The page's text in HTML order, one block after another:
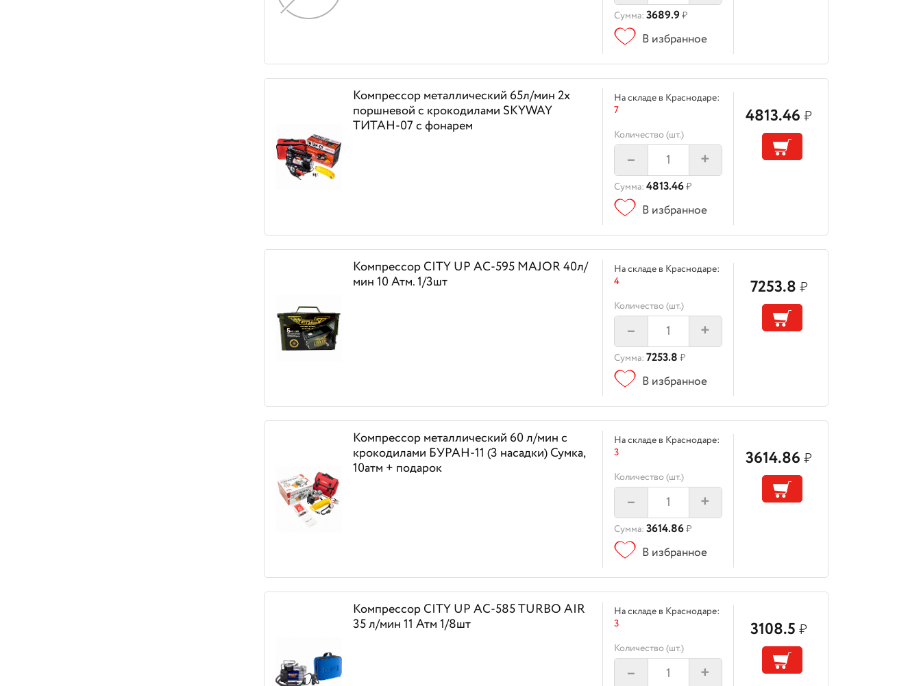
Сумма: 3689.9 ₽
В избранное
Компрессор металлический 65л/мин 2х
поршневой с крокодилами SKYWAY
ТИТАН-07 с фонарем
На складе в Краснодаре:
7
Количество (шт.)
– +
Сумма: 4813.46₽
В избранное
4813.46₽
Компрессор CITY UP АС-595 MAJOR 40л/
мин 10 Атм. 1/3шт
На складе в Краснодаре:
4
Количество (шт.)
– +
Сумма: 7253.8 ₽
В избранное
7253.8 ₽
Компрессор металлический 60 л/мин с
крокодилами БУРАН-11 (3 насадки) Сумка,
10атм + подарок
На складе в Краснодаре:
3
Количество (шт.)
– +
Сумма: 3614.86₽
В избранное
3614.86₽
Компрессор CITY UP АС-585 TURBO AIR
35 л/мин 11 Атм 1/8шт
На складе в Краснодаре:
3
Количество (шт.)
– +
3108.5₽